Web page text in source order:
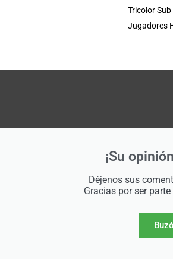
Tricolor Sub
Jugadores
¡Su
Déjenos sus
Gracias por ser